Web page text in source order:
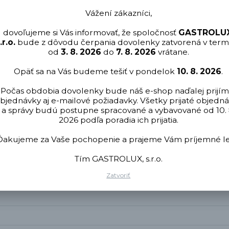
VISION . Obsahuje v sebe umývaciu aj leštiacu zložku.
je aj ich údržba a čistenie. Retigo ku svojim výrobkom
odvápnenie varnej komory, bojlera, odmasťovanie a
ale správna údržba zaručuje aj maximálnu životnosť
vášho konvektomatu alebo iného zariadenia môže mať za
Vážení zákazníci,
dovoľujeme si Vás informovať, že spoločnosť
bude z dôvodu čerpania dovolenky zatvorená v
od 3. 8. 2026 do 7. 8. 2026 vrátane.
Opäť sa na Vás budeme tešiť v pondelok 10. 8. 2026.
Počas obdobia dovolenky bude náš e-shop naďalej
aj e-mailové požiadavky. Všetky prijaté
a správy budú postupne spracované a vybavované od 10.
2026 podľa poradia ich prijatia.
za Vaše pochopenie a prajeme Vám príjemné
Tím GASTROLUX, s.r.o.
Zatvoriť